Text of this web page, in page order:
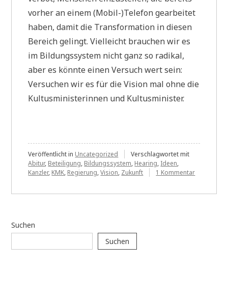
vorher an einem (Mobil-)Telefon gearbeitet
haben, damit die Transformation in diesen
Bereich gelingt. Vielleicht brauchen wir es
im Bildungssystem nicht ganz so radikal,
aber es könnte einen Versuch wert sein:
Versuchen wir es für die Vision mal ohne die
Kultusministerinnen und Kultusminister.
Veröffentlicht in Uncategorized
Verschlagwortet mit
Abitur, Beteiligung, Bildungssystem, Hearing, Ideen,
Kanzler, KMK, Regierung,Vision, Zukunft 1 Kommentarzu
Suchen
Suchen